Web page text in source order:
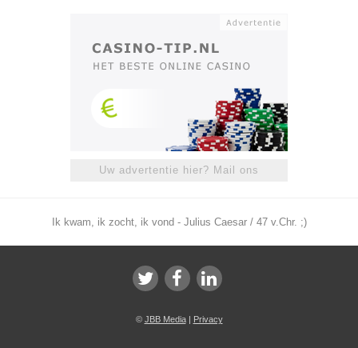
Uw advertentie hier? Mail ons
Ik kwam, ik zocht, ik vond - Julius Caesar / 47 v.Chr. ;)
© JBB Media| Privacy